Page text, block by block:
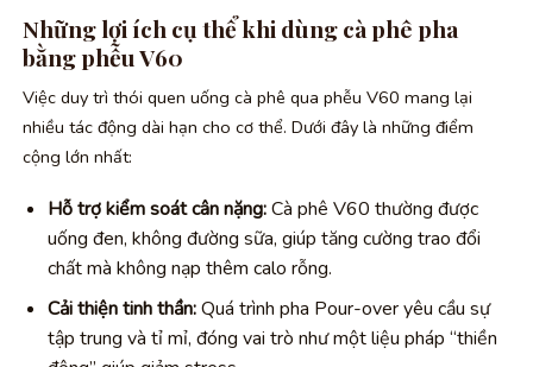
Những lợi ích cụ thể khi dùng cà phê pha
bằng phễu V60
Việc duy trì thói quen uống cà phê qua phễu V60 mang lại
nhiều tác động dài hạn cho cơ thể. Dưới đây là những điểm
cộng lớn nhất:
Hỗ trợ kiểm soát cân nặng:Cà phê V60 thường được
uống đen, không đường sữa, giúp tăng cường trao đổi
chất mà không nạp thêm calo rỗng.
Cải thiện tinh thần:Quá trình pha Pour-over yêu cầu sự
tập trung và tỉ mỉ, đóng vai trò như một liệu pháp “thiền